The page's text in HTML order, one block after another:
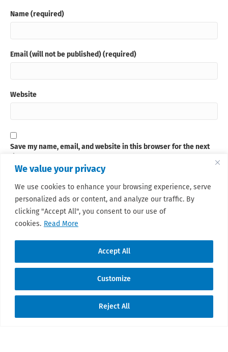
We value your privacy
We use cookies to enhance your browsing experience, serve
personalized ads or content, and analyze our traffic. By
clicking "Accept All", you consent to our use of
cookies. Read More
Customize
Reject All
Accept All
Name (required)
Email (will not be published) (required)
Website
Save my name, email, and website in this browser for the next
Sign up for our newsletter
This site uses Akismet to reduce spam.Learn how your
comment data is processed.
© 2026 Sarcoma Patient Advocacy Global
Network e.V./Assoc.
Translate »